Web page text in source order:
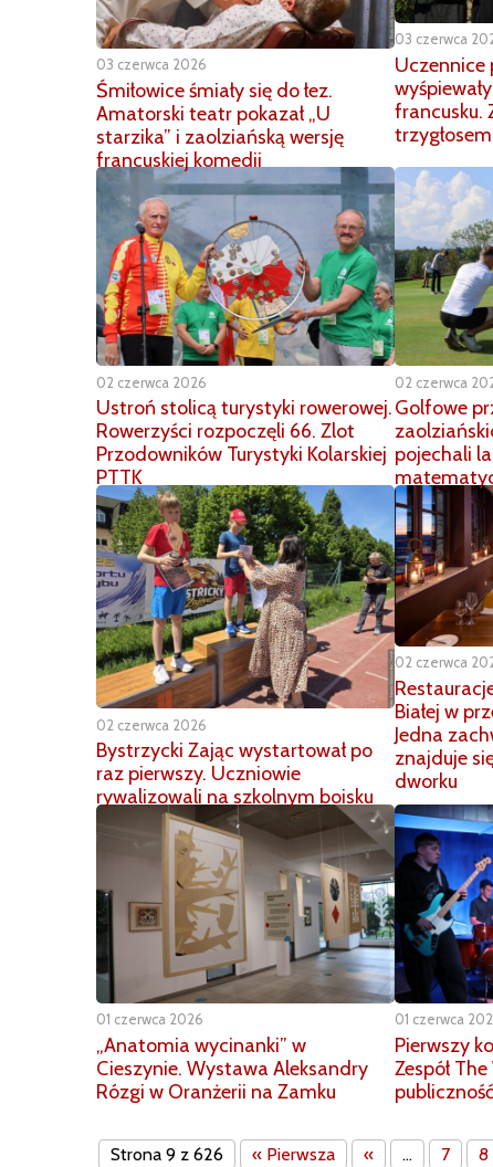
03 czerwca 2026
Śmiłowice śmiały się do łez.
Amatorski teatr pokazał „U
starzika” i zaolziańską wersję
francuskiej komedii
03 czerwca
Uczennice
francusku.
trzygłosem
02 czerwca 2026
Ustroń stolicą turystyki rowerowej.
Rowerzyści rozpoczęli 66. Zlot
Przodowników Turystyki Kolarskiej
PTTK
02 czerwca
Golfowe
pojechali
02 czerwca 2026
Bystrzycki Zając wystartował po
raz pierwszy. Uczniowie
rywalizowali na szkolnym boisku
02 czerwca
Białej w
Jedna
znajduje
dworku
01 czerwca 2026
„Anatomia wycinanki” w
Cieszynie. Wystawa Aleksandry
Rózgi w Oranżerii na Zamku
01 czerwca
Pierwszy
Zespół
Strona 9 z 626 « Pierwsza « ... 7 8